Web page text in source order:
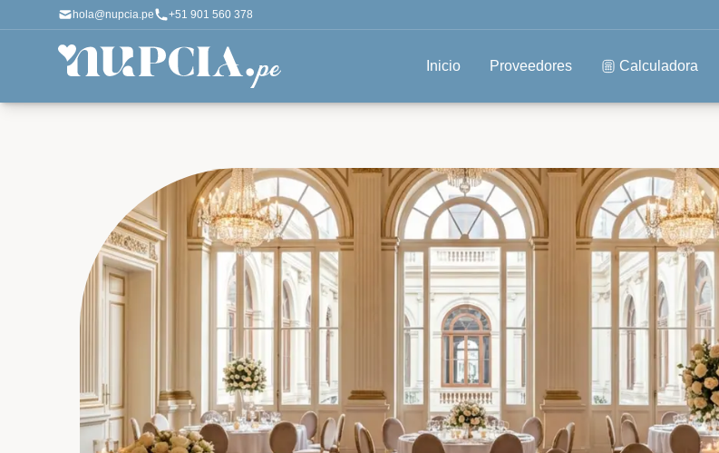
hola@nupcia.pe +51 901 560 378
Inicio Proveedores Calculadora